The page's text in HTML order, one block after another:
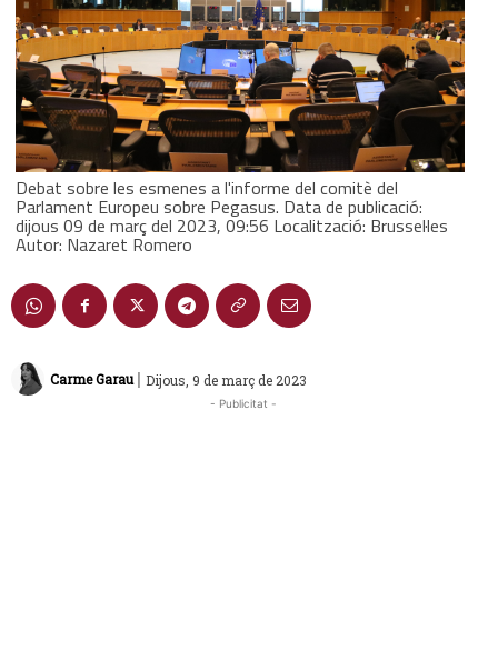
Debat sobre les esmenes a l'informe del comitè del
Parlament Europeu sobre Pegasus. Data de publicació:
dijous 09 de març del 2023, 09:56 Localització: Brussel·les
Autor: Nazaret Romero
Carme Garau | Dijous, 9 de març de 2023
- Publicitat -